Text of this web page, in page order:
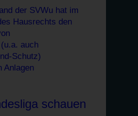
der SVWu hat im
Hausrechts den
auch
Schutz)
Anlagen
schauen